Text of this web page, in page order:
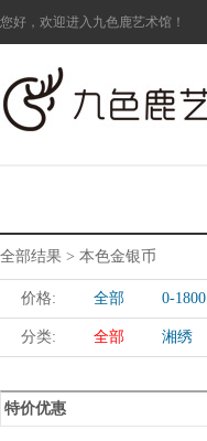
您好，欢迎进入九色鹿艺术馆！
全部结果 > 本色金银币
价格: 全部 0-1800
分类: 全部 湘绣
特价优惠